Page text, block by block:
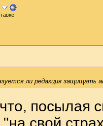
ли редакция защищать
посылая